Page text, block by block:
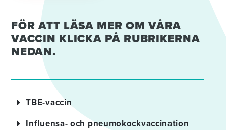
FÖR ATT LÄSA MER OM VÅRA
VACCIN KLICKA PÅ RUBRIKERNA
NEDAN.
TBE-vaccin
Influensa- och pneumokockvaccination